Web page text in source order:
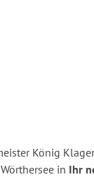
König
in Ihr